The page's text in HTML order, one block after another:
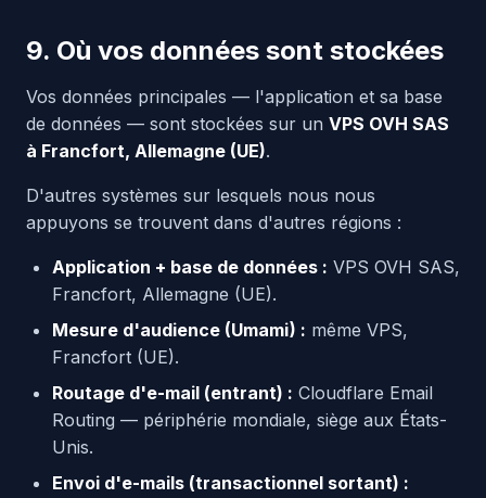
9. Où vos données sont stockées
Vos données principales — l'application et sa base
de données — sont stockées sur un VPS OVH SAS
à Francfort, Allemagne (UE).
D'autres systèmes sur lesquels nous nous
appuyons se trouvent dans d'autres régions :
Application + base de données : VPS OVH SAS,
Francfort, Allemagne (UE).
Mesure d'audience (Umami) : même VPS,
Francfort (UE).
Routage d'e-mail (entrant) : Cloudflare Email
Routing — périphérie mondiale, siège aux États-
Unis.
Envoi d'e-mails (transactionnel sortant) :